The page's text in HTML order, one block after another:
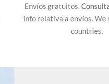
Envíos gratuitos.
info relativa a envíos. We
countries.